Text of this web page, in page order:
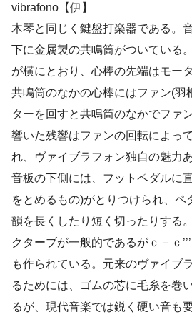
vibrafono【伊】
木琴と同じく鍵盤打楽器である。
下に金属製の共鳴筒がついている
が横にとおり、心棒の先端はモー
共鳴筒のなかの心棒にはファン(羽
ターを回すと共鳴筒のなかでファ
響いた残響はファンの回転によっ
れ、ヴァイブラフォン独自の魅力
音板の下側には、フットペダルに
をとめるもの)がとりつけられ、ペ
韻を長くしたり短く切ったりする。
クターブが一般的であるがｃ－ｃ
も作られている。元来のヴァイブ
るためには、ゴムの芯に毛糸を巻
るが、現代音楽では鋭く硬い音も